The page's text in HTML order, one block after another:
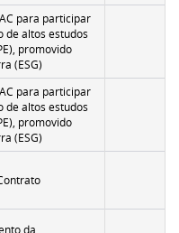
para participar
de altos estudos
promovido
(ESG)
para participar
de altos estudos
promovido
(ESG)
da